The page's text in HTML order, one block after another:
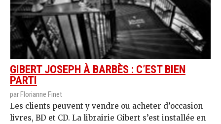
GIBERT JOSEPH À BARBÈS : C’EST BIEN
PARTI
par Florianne Finet
Les clients peuvent y vendre ou acheter d’occasion
livres, BD et CD. La librairie Gibert s’est installée en